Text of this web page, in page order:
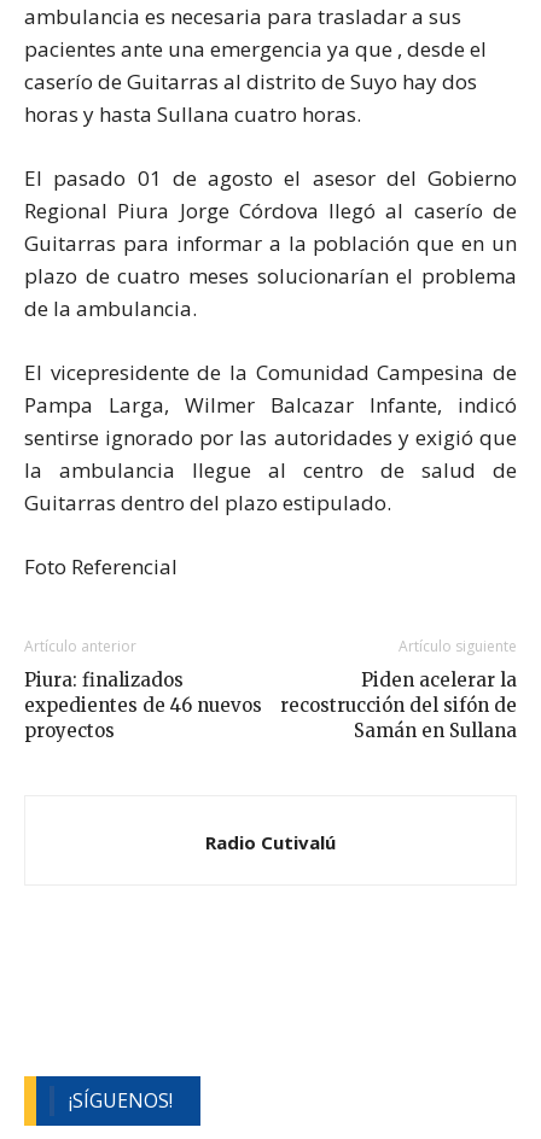
ambulancia es necesaria para trasladar a sus
pacientes ante una emergencia ya que , desde el
caserío de Guitarras al distrito de Suyo hay dos
horas y hasta Sullana cuatro horas.
El pasado 01 de agosto el asesor del Gobierno
Regional Piura Jorge Córdova llegó al caserío de
Guitarras para informar a la población que en un
plazo de cuatro meses solucionarían el problema
de la ambulancia.
El vicepresidente de la Comunidad Campesina de
Pampa Larga, Wilmer Balcazar Infante, indicó
sentirse ignorado por las autoridades y exigió que
la ambulancia llegue al centro de salud de
Guitarras dentro del plazo estipulado.
Foto Referencial
Artículo anterior
Piura: finalizados
expedientes de 46 nuevos
proyectos
Artículo siguiente
Piden acelerar la
recostrucción del sifón de
Samán en Sullana
Radio Cutivalú
¡SÍGUENOS!